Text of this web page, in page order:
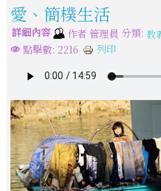
愛、簡樸生活
詳細內容 作者 管理員 分類: 教
點擊數: 2216
列印